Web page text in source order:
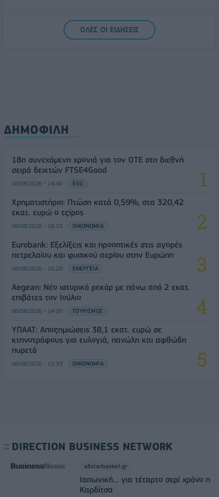
ΟΛΕΣ ΟΙ ΕΙΔΗΣΕΙΣ
ΔΗΜΟΦΙΛΗ
18η συνεχόμενη χρονιά για τον ΟΤΕ στη διεθνή
σειρά δεικτών FTSE4Good
06/08/2026 - 14:40 ESG
Χρηματιστήριο: Πτώση κατά 0,59%, στα 320,42
εκατ. ευρώ ο τζίρος
06/08/2026 - 18:10 ΟΙΚΟΝΟΜΙΑ
Eurobank: Εξελίξεις και προοπτικές στις αγορές
πετρελαίου και φυσικού αερίου στην Ευρώπη
06/08/2026 - 16:20 ΕΝΕΡΓΕΙΑ
Aegean: Νέο ιστορικό ρεκόρ με πάνω από 2 εκατ.
επιβάτες τον Ιούλιο
06/08/2026 - 14:00 ΤΟΥΡΙΣΜΟΣ
ΥΠΑΑΤ: Αποζημιώσεις 38,1 εκατ. ευρώ σε
κτηνοτρόφους για ευλογιά, πανώλη και αφθώδη
πυρετό
06/08/2026 - 15:33 ΟΙΚΟΝΟΜΙΑ
DIRECTION BUSINESS NETWORK
allstarbasket.gr
Ιαπωνική... για τέταρτο σερί χρόνο η
Καρδίτσα